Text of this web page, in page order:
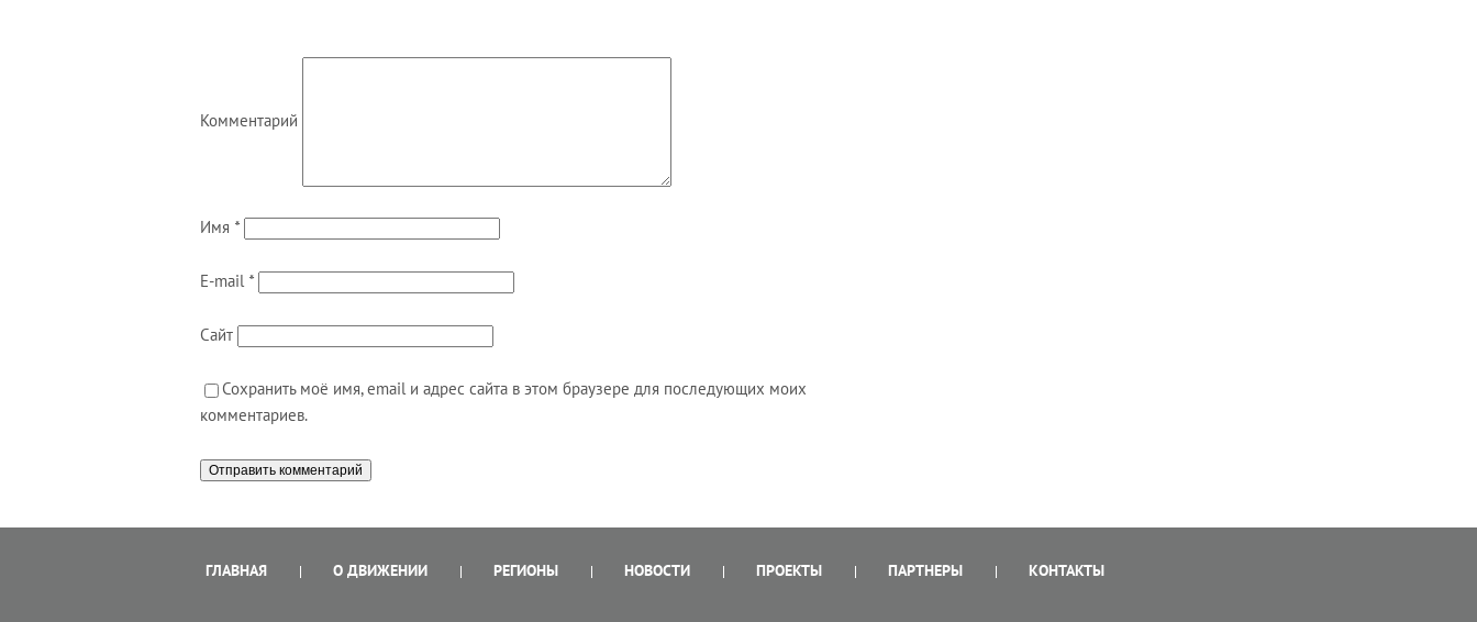
Комментарий
Имя *
E-mail *
Сайт
Сохранить моё имя, email и адрес сайта в этом браузере для последующих моих
комментариев.
ГЛАВНАЯ О ДВИЖЕНИИ РЕГИОНЫ НОВОСТИ ПРОЕКТЫ ПАРТНЕРЫ КОНТАКТЫ